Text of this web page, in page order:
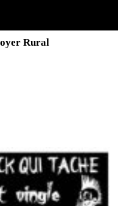
Rural